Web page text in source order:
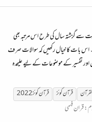
سے گزشتہ سال کی طرح اس مرتبہ بھی
اس بات کا خیال رکھیں کہ سوالات صرف
اور تفسیر کے موضوعات کے لیے علیحدہ
قرآنکوئز قرآنکوئز
2022
قران فہمی